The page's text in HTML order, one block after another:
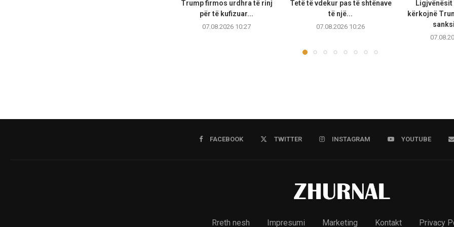
Trump firmos urdhra të rinj
për të kufizuar...
07.08.2026 10:27
Tetë të vdekur pas të shtënave
të një...
07.08.2026 10:26
Ligjvënësit
kërkojnë
FACEBOOK TWITTER INSTAGRAM YOUTUBE
Rreth nesh Impresumi Marketing Kontakt Privacy